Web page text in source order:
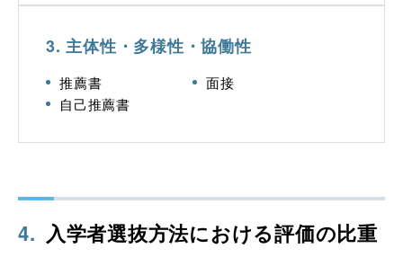
3. 主体性・多様性・協働性
推薦書
面接
自己推薦書
4. 入学者選抜方法における評価の比重